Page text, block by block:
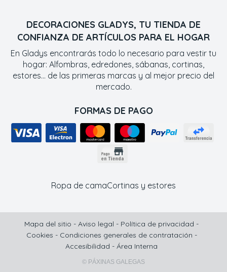
DECORACIONES GLADYS, TU TIENDA DE
CONFIANZA DE ARTÍCULOS PARA EL HOGAR
En Gladys encontrarás todo lo necesario para vestir tu
hogar: Alfombras, edredones, sábanas, cortinas,
estores... de las primeras marcas y al mejor precio del
mercado.
FORMAS DE PAGO
Ropa de camaCortinas y estores
Mapa del sitio - Aviso legal - Política de privacidad -
Cookies - Condiciones generales de contratación -
Accesibilidad - Área Interna
© PÁXINAS GALEGAS